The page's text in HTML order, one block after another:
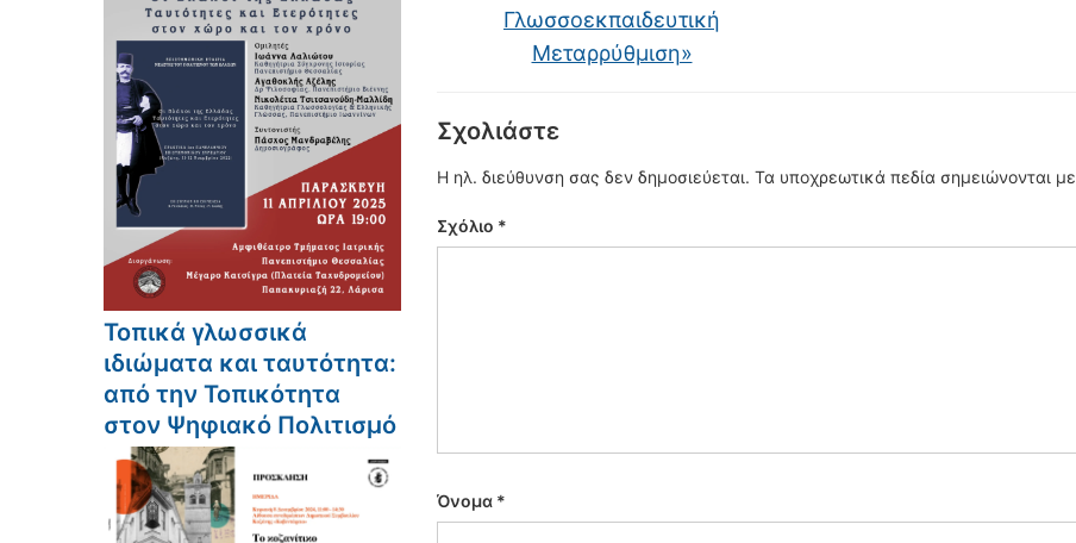
Τοπικά γλωσσικά
ιδιώματα και ταυτότητα:
από την Τοπικότητα
στον Ψηφιακό Πολιτισμό
Γλωσσοεκπαιδευτική
Μεταρρύθμιση»
Σχολιάστε
Η ηλ. διεύθυνση σας δεν δημοσιεύεται. Τα υποχρεωτικά πεδία σημειώνονται με
Σχόλιο *
Όνομα *